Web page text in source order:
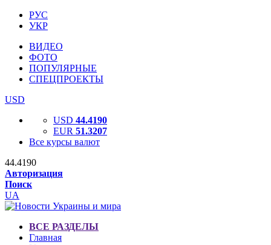
РУС
УКР
ВИДЕО
ФОТО
ПОПУЛЯРНЫЕ
СПЕЦПРОЕКТЫ
USD
USD 44.4190
EUR 51.3207
Все курсы валют
44.4190
Авторизация
Поиск
UA
ВСЕ РАЗДЕЛЫ
Главная